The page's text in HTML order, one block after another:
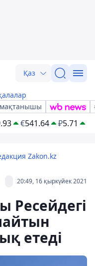
Қаз
мақтанышы
€541.64 ₽5.71
Zakon.kz
20:49, 16 қыркүйек 2021
Ресейдегі
етеді